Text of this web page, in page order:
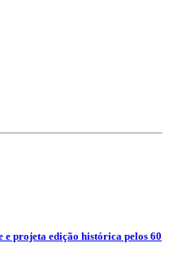
e projeta edição histórica pelos 60